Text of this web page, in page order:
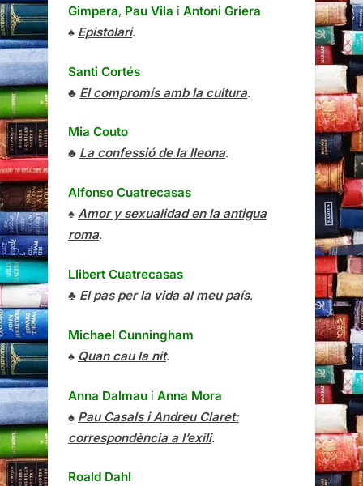
Gimpera, Pau Vila i Antoni Griera
♠ Epistolari.
Santi Cortés
♣ El compromís amb la cultura.
Mia Couto
♣ La confessió de la lleona.
Alfonso Cuatrecasas
♠ Amor y sexualidad en la antigua
roma.
Llibert Cuatrecasas
♣ El pas per la vida al meu país.
Michael Cunningham
♠ Quan cau la nit.
Anna Dalmau i Anna Mora
♠ Pau Casals i Andreu Claret:
correspondència a l’exili.
Roald Dahl